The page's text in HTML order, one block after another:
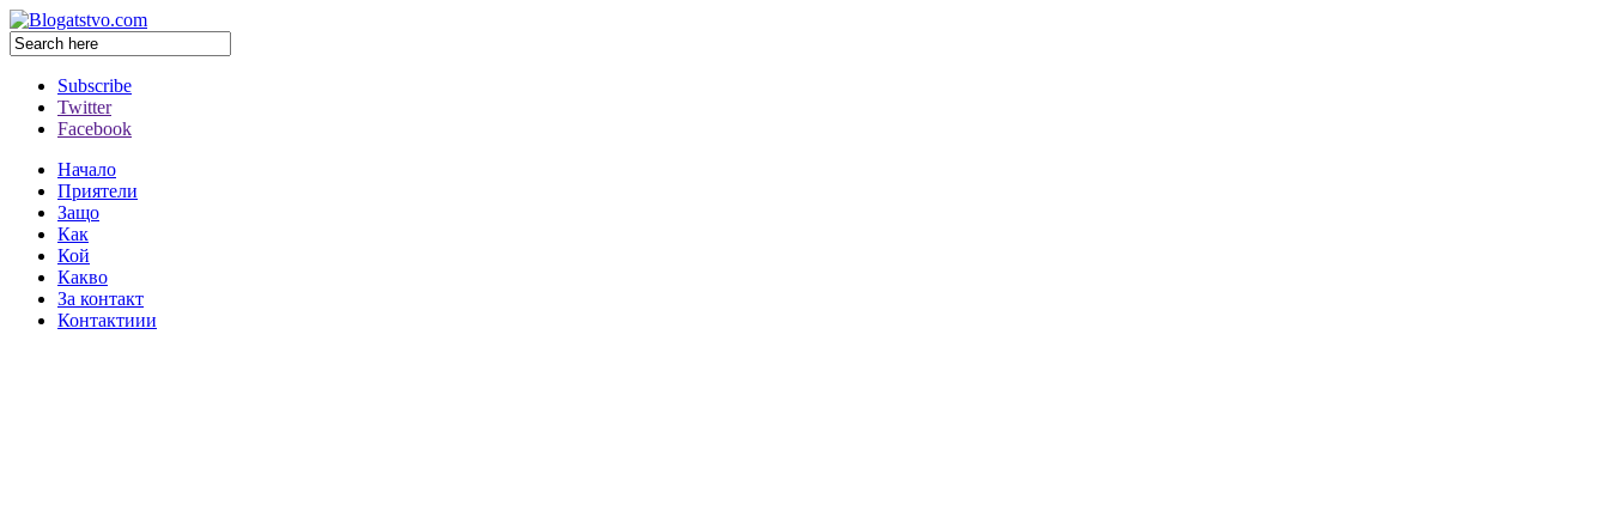
Subscribe
Twitter
Facebook
Начало
Приятели
Защо
Как
Кой
Какво
За контакт
Контактиии